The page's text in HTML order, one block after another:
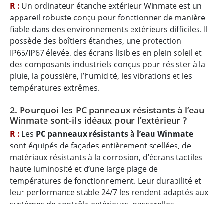
R : Un ordinateur étanche extérieur Winmate est un
appareil robuste conçu pour fonctionner de manière
fiable dans des environnements extérieurs difficiles. Il
possède des boîtiers étanches, une protection
IP65/IP67 élevée, des écrans lisibles en plein soleil et
des composants industriels conçus pour résister à la
pluie, la poussière, l’humidité, les vibrations et les
températures extrêmes.
2. Pourquoi les PC panneaux résistants à l’eau
Winmate sont-ils idéaux pour l’extérieur ?
R : Les PC panneaux résistants à l’eau Winmate
sont équipés de façades entièrement scellées, de
matériaux résistants à la corrosion, d’écrans tactiles
haute luminosité et d’une large plage de
températures de fonctionnement. Leur durabilité et
leur performance stable 24/7 les rendent adaptés aux